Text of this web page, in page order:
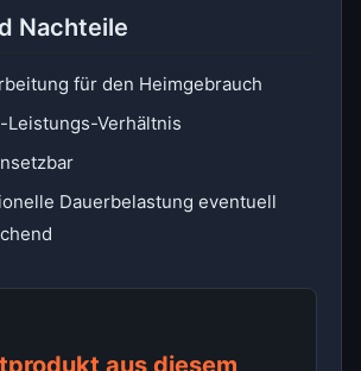
Nachteile
für den Heimgebrauch
Leistungs-Verhältnis
Dauerbelastung eventuell
aus diesem